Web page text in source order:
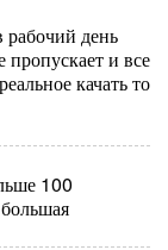
рабочий день
и все
качать то
100